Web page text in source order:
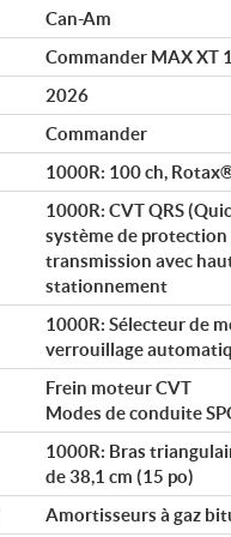
Can-Am
Commander MAX XT
2026
Commander
1000R: 100 ch,
1000R: CVT QRS
système de
transmission avec
stationnement
1000R: Sélecteur de
verrouillage
Frein moteur CVT
Modes de conduite
1000R: Bras
de 38,1 cm (15 po)
Amortisseurs à gaz